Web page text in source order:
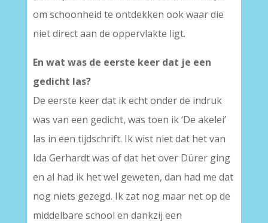
om schoonheid te ontdekken ook waar die
niet direct aan de oppervlakte ligt.
En wat was de eerste keer dat je een
gedicht las?
De eerste keer dat ik echt onder de indruk
was van een gedicht, was toen ik ‘De akelei’
las in een tijdschrift. Ik wist niet dat het van
Ida Gerhardt was of dat het over Dürer ging
en al had ik het wel geweten, dan had me dat
nog niets gezegd. Ik zat nog maar net op de
middelbare school en dankzij een